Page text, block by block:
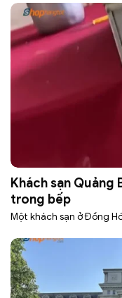
Khách sạn
trong bếp
Một khách sạn ở Đồng